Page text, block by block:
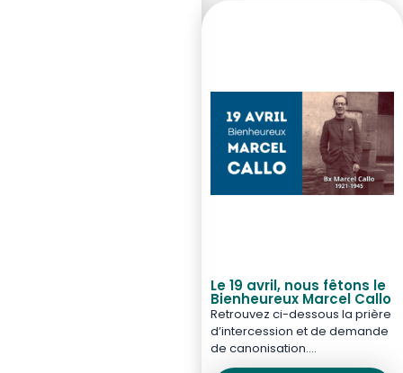
Le 19 avril, nous fêtons le
Bienheureux Marcel Callo
Retrouvez ci-dessous la prière
d’intercession et de demande
de canonisation….